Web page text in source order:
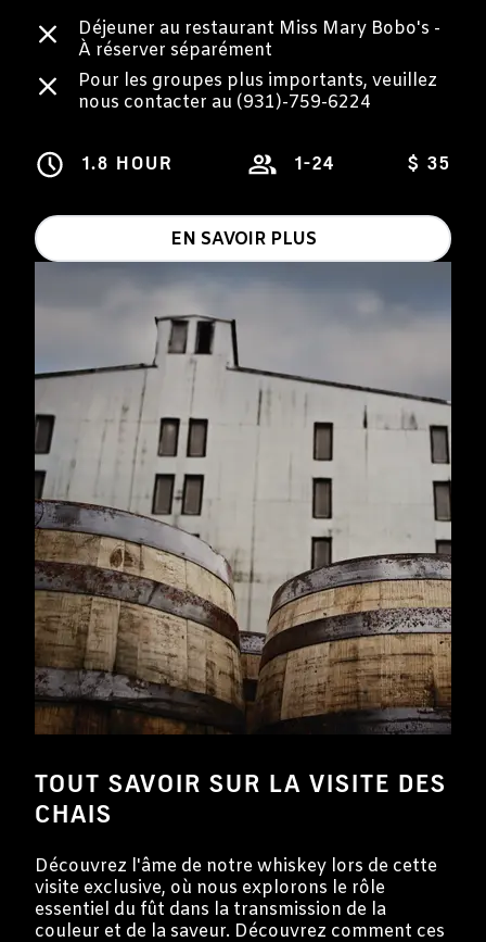
Déjeuner au restaurant Miss Mary Bobo's -
À réserver séparément
Pour les groupes plus importants, veuillez
nous contacter au (931)-759-6224
1.8 HOUR 1-24 $ 35
EN SAVOIR PLUS
TOUT SAVOIR SUR LA VISITE DES
CHAIS
Découvrez l'âme de notre whiskey lors de cette
visite exclusive, où nous explorons le rôle
essentiel du fût dans la transmission de la
couleur et de la saveur. Découvrez comment ces